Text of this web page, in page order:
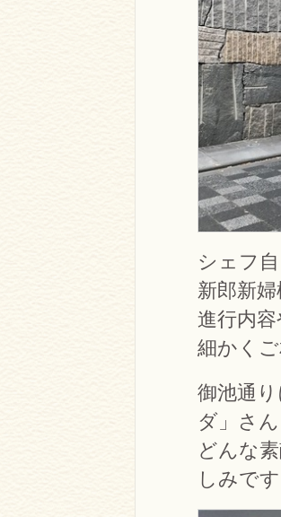
シェフ
新郎新
進行内
細かく
御池通
ダ」さ
どんな
しみで